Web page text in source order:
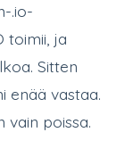
.io-
toimii, ja
Sitten
enää vastaa.
vain poissa.